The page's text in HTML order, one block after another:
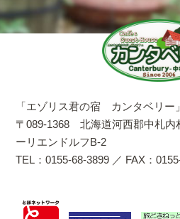
「エゾリス君の宿 カンタベリー」
〒089-1368 北海道河西郡中札内
ーリエンドルフB-2
TEL：0155-68-3899 ／ FAX：